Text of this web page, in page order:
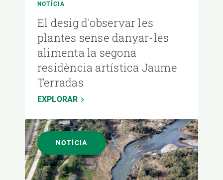
NOTÍCIA
El desig d'observar les
plantes sense danyar-les
alimenta la segona
residència artística Jaume
Terradas
EXPLORAR
NOTÍCIA